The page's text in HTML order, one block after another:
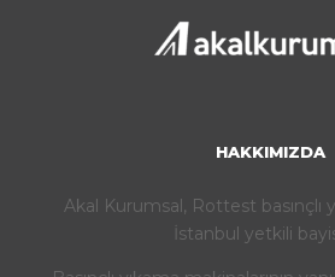
HAKKIMIZDA
Akal Kurumsal, Rottest basınçlı
İstanbul yetkili